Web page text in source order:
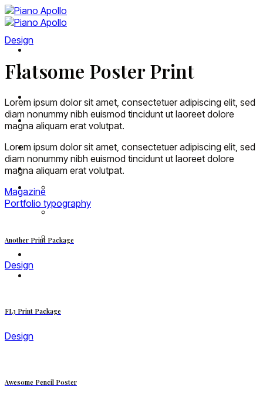
Skip
to
content
Piano Digital
Đăng ký đại lý
Tin tức
Design
Flatsome Poster Print
Lorem ipsum dolor sit amet, consectetuer adipiscing elit, sed
diam nonummy nibh euismod tincidunt ut laoreet dolore
magna aliquam erat volutpat.
Lorem ipsum dolor sit amet, consectetuer adipiscing elit, sed
diam nonummy nibh euismod tincidunt ut laoreet dolore
magna aliquam erat volutpat.
Magazine
Portfolio typography
Another Print Package
Design
FL3 Print Package
Design
Awesome Pencil Poster